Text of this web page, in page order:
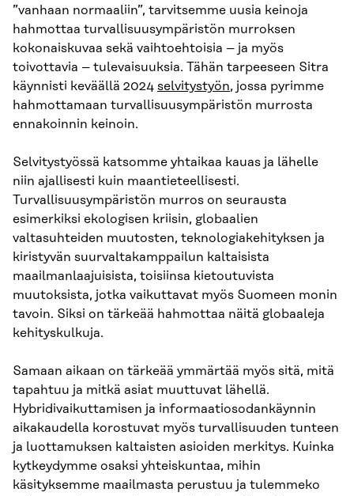
”vanhaan normaaliin”, tarvitsemme uusia keinoja
hahmottaa turvallisuusympäristön murroksen
kokonaiskuvaa sekä vaihtoehtoisia – ja myös
toivottavia – tulevaisuuksia. Tähän tarpeeseen Sitra
käynnisti keväällä 2024 selvitystyön, jossa pyrimme
hahmottamaan turvallisuusympäristön murrosta
ennakoinnin keinoin.
Selvitystyössä katsomme yhtaikaa kauas ja lähelle
niin ajallisesti kuin maantieteellisesti.
Turvallisuusympäristön murros on seurausta
esimerkiksi ekologisen kriisin, globaalien
valtasuhteiden muutosten, teknologiakehityksen ja
kiristyvän suurvaltakamppailun kaltaisista
maailmanlaajuisista, toisiinsa kietoutuvista
muutoksista, jotka vaikuttavat myös Suomeen monin
tavoin. Siksi on tärkeää hahmottaa näitä globaaleja
kehityskulkuja.
Samaan aikaan on tärkeää ymmärtää myös sitä, mitä
tapahtuu ja mitkä asiat muuttuvat lähellä.
Hybridivaikuttamisen ja informaatiosodankäynnin
aikakaudella korostuvat myös turvallisuuden tunteen
ja luottamuksen kaltaisten asioiden merkitys. Kuinka
kytkeydymme osaksi yhteiskuntaa, mihin
käsityksemme maailmasta perustuu ja tulemmeko